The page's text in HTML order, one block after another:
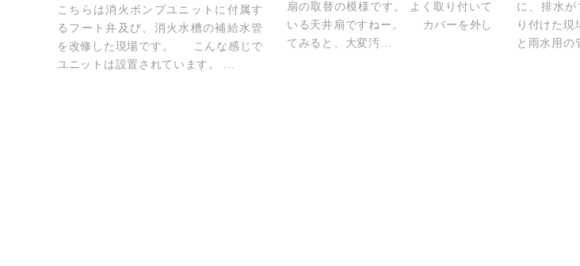
こちらは消火ポンプユニットに付属す
るフート弁及び、消火水槽の補給水管
を改修した現場です。 こんな感じで
ユニットは設置されています。 …
扇の取替の模様です。 よく取り付いて
いる天井扇ですねー。 カバーを外し
てみると、大変汚…
に、排水
り付けた
と雨水用